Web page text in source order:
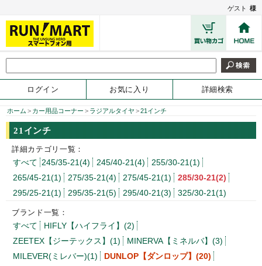
ゲスト 様
ログイン お気に入り 詳細検索
ホーム > カー用品コーナー > ラジアルタイヤ >21インチ
21インチ
詳細カテゴリ一覧：
すべて 245/35-21(4) 245/40-21(4)
255/30-21(1)
265/45-21(1)
275/35-21(4) 275/45-21(1)
285/30-21(2)
295/25-21(1)
295/35-21(5) 295/40-21(3) 325/30-21(1)
ブランド一覧：
すべて
HIFLY【ハイフライ】(2)
ZEETEX【ジーテックス】(1)
MINERVA【ミネルバ】(3)
MILEVER(ミレバー)(1)
DUNLOP【ダンロップ】(20)